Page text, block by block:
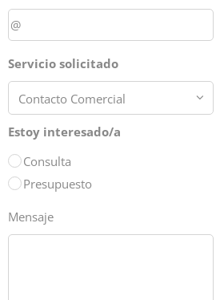
Servicio solicitado
Estoy interesado/a
Consulta
Presupuesto
Mensaje